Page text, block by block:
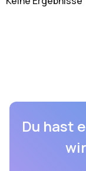
Du hast